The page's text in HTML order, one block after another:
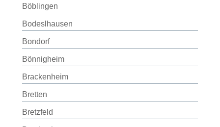
Böblingen
Bodeslhausen
Bondorf
Bönnigheim
Brackenheim
Bretten
Bretzfeld